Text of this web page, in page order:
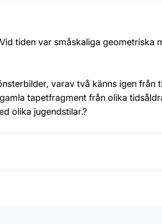
tiden var småskaliga
varav två känns igen
tapetfragment från olika
olika jugendstilar.?